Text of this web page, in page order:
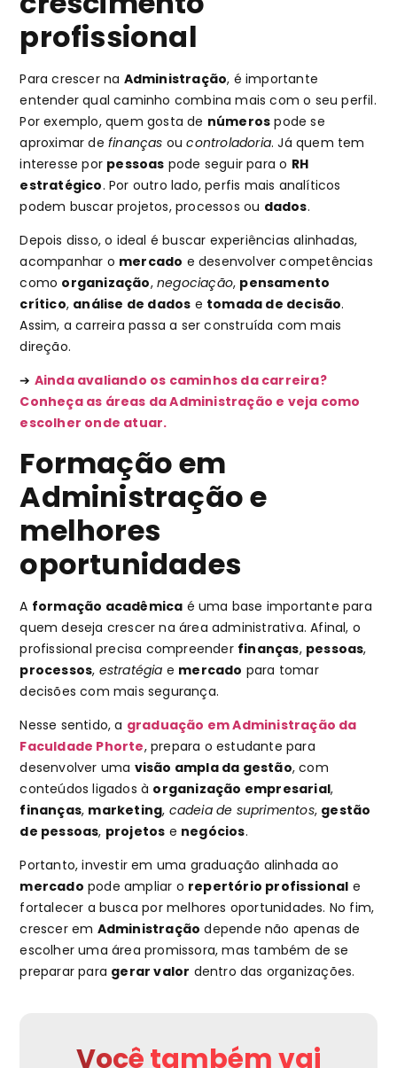
profissional
Para crescer na Administração, é importante
entender qual caminho combina mais com o seu perfil.
Por exemplo, quem gosta de números pode se
aproximar definanças oucontroladoria. Já quem tem
interesse por pessoas pode seguir para o RH
estratégico. Por outro lado, perfis mais analíticos
podem buscar projetos, processos ou dados.
Depois disso, o ideal é buscar experiências alinhadas,
acompanhar o mercado e desenvolver competências
como organização,negociação, pensamento
crítico, análise de dados e tomada de decisão.
Assim, a carreira passa a ser construída com mais
direção.
➔ Ainda avaliando os caminhos da carreira?
Conheça as áreas da Administração e veja como
escolher onde atuar.
Formação em
Administração e
melhores
oportunidades
A formação acadêmica é uma base importante para
quem deseja crescer na área administrativa. Afinal, o
profissional precisa compreender finanças, pessoas,
processos, estratégia e mercado para tomar
decisões com mais segurança.
Nesse sentido, a graduação em Administração da
Faculdade Phorte, prepara o estudante para
desenvolver uma visão ampla da gestão, com
conteúdos ligados à organização empresarial,
finanças, marketing, cadeia de suprimentos, gestão
de pessoas, projetos e negócios.
Portanto, investir em uma graduação alinhada ao
mercado pode ampliar o repertório profissional e
fortalecer a busca por melhores oportunidades. No fim,
crescer em Administração depende não apenas de
escolher uma área promissora, mas também de se
preparar para gerar valor dentro das organizações.
Você também vai